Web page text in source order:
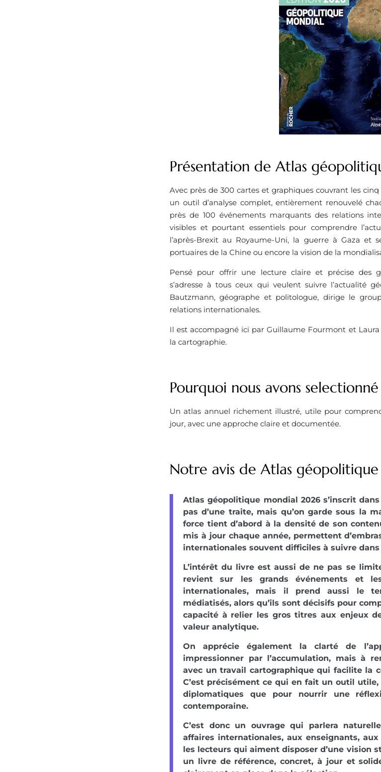
Présentation de Atlas
Avec près de 300 cartes et graphiques couvrant les
un outil d’analyse complet, entièrement renouvelé
près de 100 événements marquants des relations
visibles et pourtant essentiels pour comprendre
l’après-Brexit au Royaume-Uni, la guerre à Gaza et
portuaires de la Chine ou encore la vision de la
Pensé pour offrir une lecture claire et précise des
s’adresse à tous ceux qui veulent suivre l’actualité
Bautzmann, géographe et politologue, dirige le
relations internationales.
Il est accompagné ici par Guillaume Fourmont et
la cartographie.
Pourquoi nous avons
Un atlas annuel richement illustré, utile pour
jour, avec une approche claire et documentée.
Notre avis de Atlas
Atlas géopolitique mondial 2026 s’inscrit
pas d’une traite, mais qu’on garde sous la
force tient d’abord à la densité de son
mis à jour chaque année, permettent
internationales souvent difficiles à suivre
L’intérêt du livre est aussi de ne pas se
revient sur les grands événements et
internationales, mais il prend aussi le
médiatisés, alors qu’ils sont décisifs pour
capacité à relier les gros titres aux enjeux
valeur analytique.
On apprécie également la clarté de
impressionner par l’accumulation, mais à
avec un travail cartographique qui facilite la
C’est précisément ce qui en fait un outil
diplomatiques que pour nourrir une
contemporaine.
C’est donc un ouvrage qui parlera
affaires internationales, aux enseignants,
les lecteurs qui aiment disposer d’une vision
un livre de référence, concret, à jour et